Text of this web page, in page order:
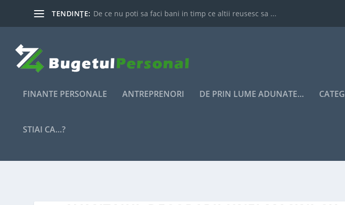
TENDINȚE: De ce nu poti sa faci bani in timp ce altii reusesc sa ...
FINANTE PERSONALE ANTREPRENORI DE PRIN LUME ADUNATE…
STIAI CA…?